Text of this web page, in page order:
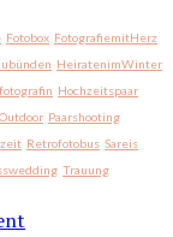
Fotobox FotografiemitHerz
HeiratenimWinter
Hochzeitspaar
Outdoor Paarshooting
Retrofotobus Sareis
Trauung